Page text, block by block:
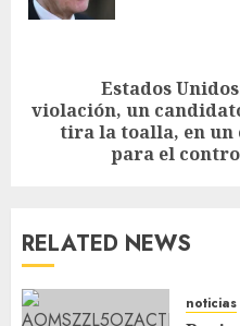
Estados
violación, un
tira la toalla, en un
para el
RELATED NEWS
noticias